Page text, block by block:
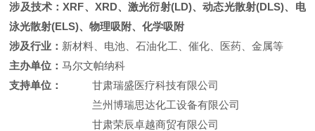
涉及技术：XRF、XRD、激光衍射(LD)、动态光散射(DLS)、电
泳光散射(ELS)、物理吸附、化学吸附
涉及行业： 新材料、电池、石油化工、催化、医药、金属等
主办单位：马尔文帕纳科
支持单位：
甘肃瑞盛医疗科技有限公司
兰州博瑞思达化工设备有限公司
甘肃荣辰卓越商贸有限公司